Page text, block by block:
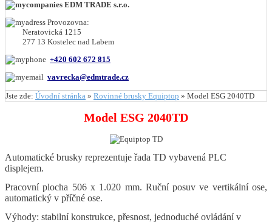
EDM TRADE s.r.o.
Provozovna:
Neratovická 1215
277 13 Kostelec nad Labem
+420 602 672 815
vavrecka@edmtrade.cz
Jste zde: Úvodní stránka » Rovinné brusky Equiptop » Model ESG 2040TD
Model ESG 2040TD
Automatické brusky reprezentuje řada TD vybavená PLC
displejem.
Pracovní plocha 506 x 1.020 mm. Ruční posuv ve vertikální ose,
automatický v příčné ose.
Výhody: stabilní konstrukce, přesnost, jednoduché ovládání v